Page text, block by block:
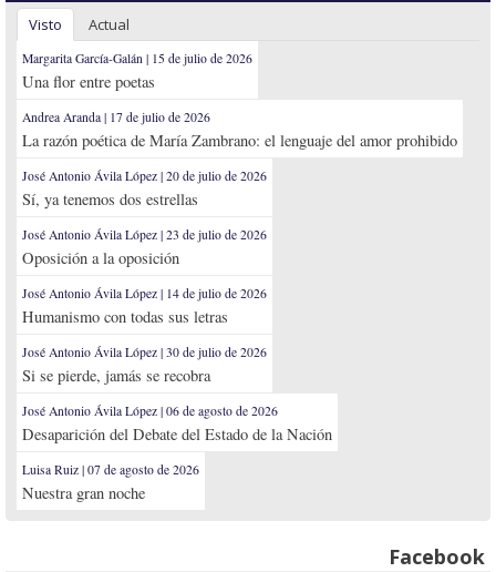
Visto Actual
Margarita García-Galán | 15 de julio de 2026
Una flor entre poetas
Andrea Aranda | 17 de julio de 2026
La razón poética de María Zambrano: el lenguaje del amor prohibido
José Antonio Ávila López | 20 de julio de 2026
Sí, ya tenemos dos estrellas
José Antonio Ávila López | 23 de julio de 2026
Oposición a la oposición
José Antonio Ávila López | 14 de julio de 2026
Humanismo con todas sus letras
José Antonio Ávila López | 30 de julio de 2026
Si se pierde, jamás se recobra
José Antonio Ávila López | 06 de agosto de 2026
Desaparición del Debate del Estado de la Nación
Luisa Ruiz | 07 de agosto de 2026
Nuestra gran noche
Facebook